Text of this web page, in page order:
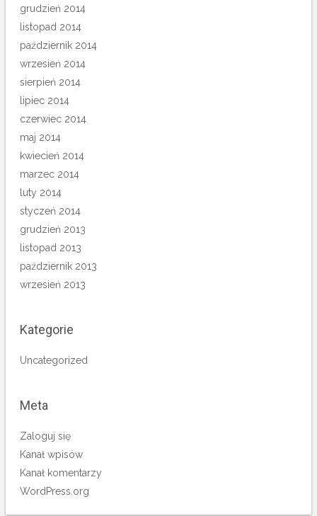
grudzień 2014
listopad 2014
październik 2014
wrzesień 2014
sierpień 2014
lipiec 2014
czerwiec 2014
maj 2014
kwiecień 2014
marzec 2014
luty 2014
styczeń 2014
grudzień 2013
listopad 2013
październik 2013
wrzesień 2013
Kategorie
Uncategorized
Meta
Zaloguj się
Kanał wpisów
Kanał komentarzy
WordPress.org